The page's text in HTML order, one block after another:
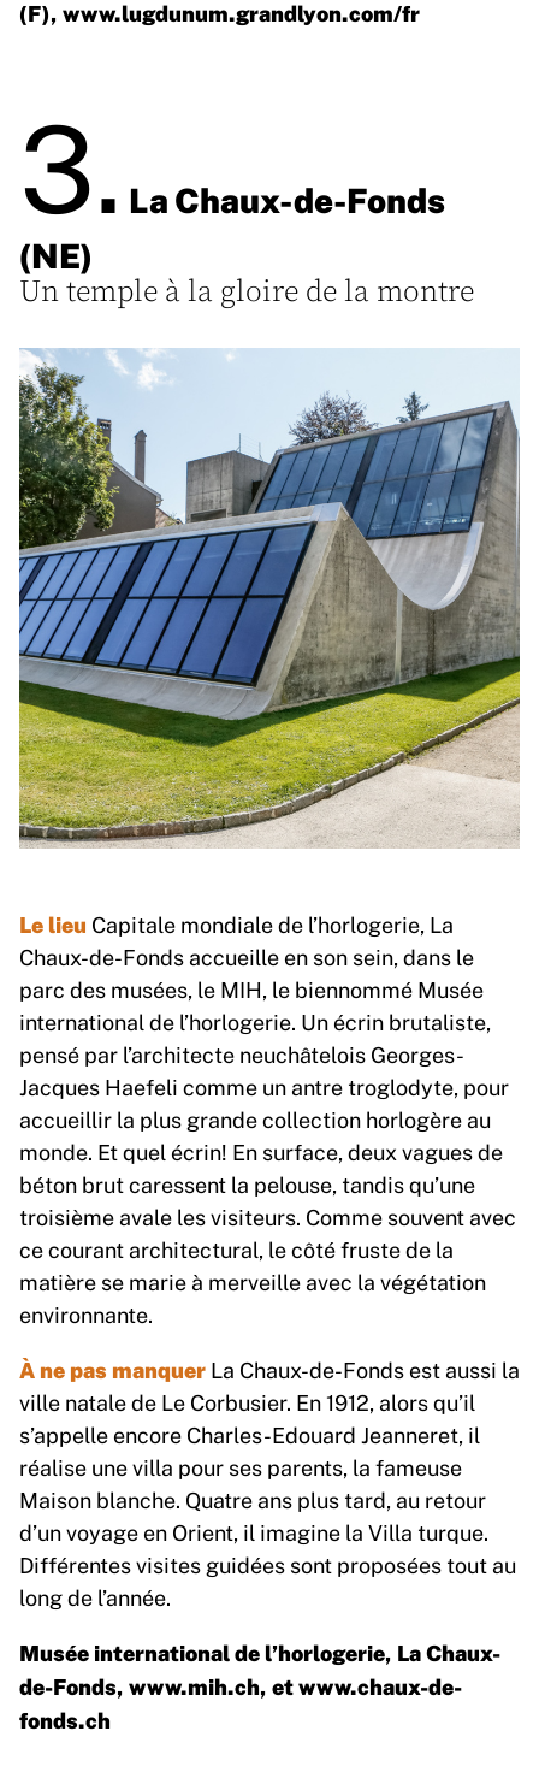
(F), www.lugdunum.grandlyon.com/fr
3. La Chaux-de-Fonds
(NE)
Un temple à la gloire de la montre
Le lieu Capitale mondiale de l’horlogerie, La
Chaux-de-Fonds accueille en son sein, dans le
parc des musées, le MIH, le biennommé Musée
international de l’horlogerie. Un écrin brutaliste,
pensé par l’architecte neuchâtelois Georges-
Jacques Haefeli comme un antre troglodyte, pour
accueillir la plus grande collection horlogère au
monde. Et quel écrin! En surface, deux vagues de
béton brut caressent la pelouse, tandis qu’une
troisième avale les visiteurs. Comme souvent avec
ce courant architectural, le côté fruste de la
matière se marie à merveille avec la végétation
environnante.
À ne pas manquer La Chaux-de-Fonds est aussi la
ville natale de Le Corbusier. En 1912, alors qu’il
s’appelle encore Charles-Edouard Jeanneret, il
réalise une villa pour ses parents, la fameuse
Maison blanche. Quatre ans plus tard, au retour
d’un voyage en Orient, il imagine la Villa turque.
Différentes visites guidées sont proposées tout au
long de l’année.
Musée international de l’horlogerie, La Chaux-
de-Fonds, www.mih.ch, etwww.chaux-de-
fonds.ch